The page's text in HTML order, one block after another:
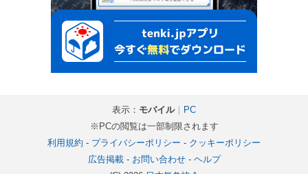
表示： モバイル｜ PC
※PCの閲覧は一部制限されます
利用規約 - プライバシーポリシー - クッキーポリシー
広告掲載- お問い合わせ- ヘルプ